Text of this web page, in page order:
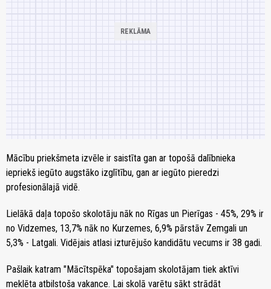
Mācību priekšmeta izvēle ir saistīta gan ar topošā dalībnieka
iepriekš iegūto augstāko izglītību, gan ar iegūto pieredzi
profesionālajā vidē.
Lielākā daļa topošo skolotāju nāk no Rīgas un Pierīgas - 45%, 29% ir
no Vidzemes, 13,7% nāk no Kurzemes, 6,9% pārstāv Zemgali un
5,3% - Latgali. Vidējais atlasi izturējušo kandidātu vecums ir 38 gadi.
Pašlaik katram "Mācītspēka" topošajam skolotājam tiek aktīvi
meklēta atbilstoša vakance. Lai skolā varētu sākt strādāt